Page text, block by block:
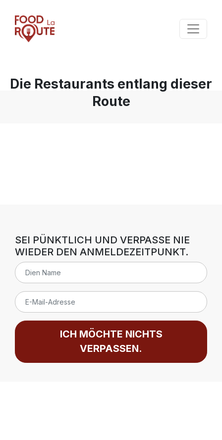
Die Restaurants entlang dieser
Route
SEI PÜNKTLICH UND VERPASSE NIE
WIEDER DEN ANMELDEZEITPUNKT.
ICH MÖCHTE NICHTS
VERPASSEN.